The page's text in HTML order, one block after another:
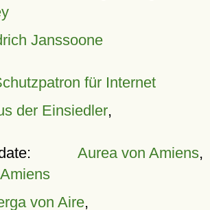
Janssoone
für Internet
der Einsiedler,
Aurea von Amiens,
von Aire,